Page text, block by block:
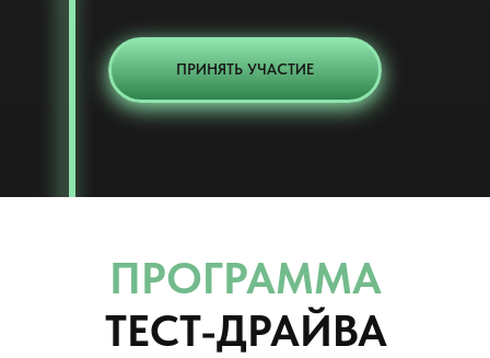
ПРИНЯТЬ УЧАСТИЕ
ПРОГРАММА
ТЕСТ-ДРАЙВА